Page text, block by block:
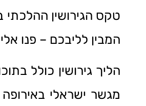
טקס הגירושין
המבין לליבכם – פנו
הליך גירושין כולל
מגשר ישראלי